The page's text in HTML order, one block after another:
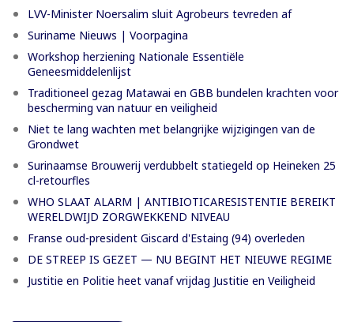
LVV-Minister Noersalim sluit Agrobeurs tevreden af
Suriname Nieuws | Voorpagina
Workshop herziening Nationale Essentiële
Geneesmiddelenlijst
Traditioneel gezag Matawai en GBB bundelen krachten voor
bescherming van natuur en veiligheid
Niet te lang wachten met belangrijke wijzigingen van de
Grondwet
Surinaamse Brouwerij verdubbelt statiegeld op Heineken 25
cl-retourfles
WHO SLAAT ALARM | ANTIBIOTICARESISTENTIE BEREIKT
WERELDWIJD ZORGWEKKEND NIVEAU
Franse oud-president Giscard d'Estaing (94) overleden
DE STREEP IS GEZET — NU BEGINT HET NIEUWE REGIME
Justitie en Politie heet vanaf vrijdag Justitie en Veiligheid